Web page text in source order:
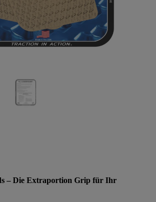
– Die Extraportion Grip für Ihr